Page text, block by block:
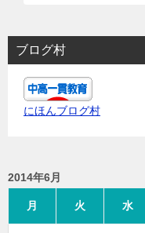
ブログ村
にほんブログ村
2014年6月
月 火 水